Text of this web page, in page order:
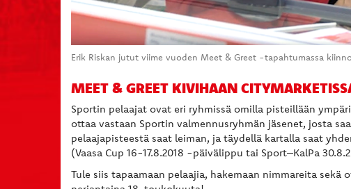
Erik Riskan jutut viime vuoden Meet & Greet -tapahtumassa
MEET & GREET KIVIHAAN
Sportin pelaajat ovat eri ryhmissä omilla pisteillään
ottaa vastaan Sportin valmennusryhmän jäsenet, josta
pelaajapisteestä saat leiman, ja täydellä kartalla saat
(Vaasa Cup 16-17.8.2018 -päivälippu tai Sport–KalPa
Tule siis tapaamaan pelaajia, hakemaan nimmareita